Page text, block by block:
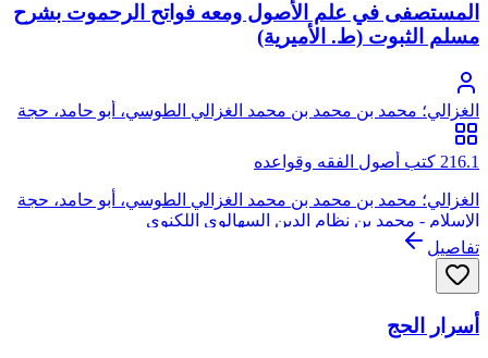
المستصفى في علم الأصول ومعه فواتح الرحموت بشرح
مسلم الثبوت (ط. الأميرية)
الغزالي؛ محمد بن محمد بن محمد الغزالي الطوسي، أبو حامد، حجة
الإسلام
216.1 كتب أصول الفقه وقواعده
الغزالي؛ محمد بن محمد بن محمد الغزالي الطوسي، أبو حامد، حجة
الإسلام - محمد بن نظام الدين السهالوي اللكنوي
تفاصيل
أسرار الحج